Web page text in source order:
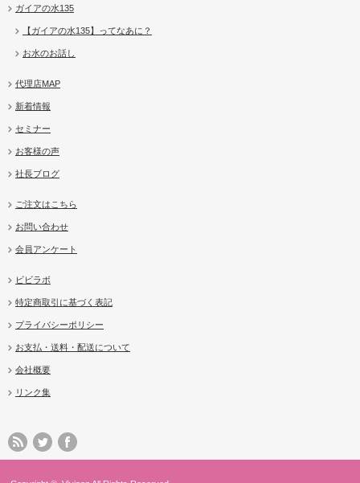
ガイアの水135
【ガイアの水135】ってなあに？
お水のお話し
代理店MAP
新着情報
セミナー
お客様の声
社長ブログ
ご注文はこちら
お問い合わせ
会員アンケート
ビビラボ
特定商取引に基づく表記
プライバシーポリシー
お支払・送料・配送について
会社概要
リンク集